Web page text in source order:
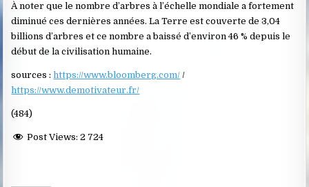
À noter que le nombre d’arbres à l’échelle mondiale a fortement
diminué ces dernières années. La Terre est couverte de 3,04
billions d’arbres et ce nombre a baissé d’en­vi­ron 46 % depuis le
début de la civi­li­sa­tion humaine.
sources :https://www.bloomberg.com/ /
https://www.demotivateur.fr/
(484)
Post Views: 2 724